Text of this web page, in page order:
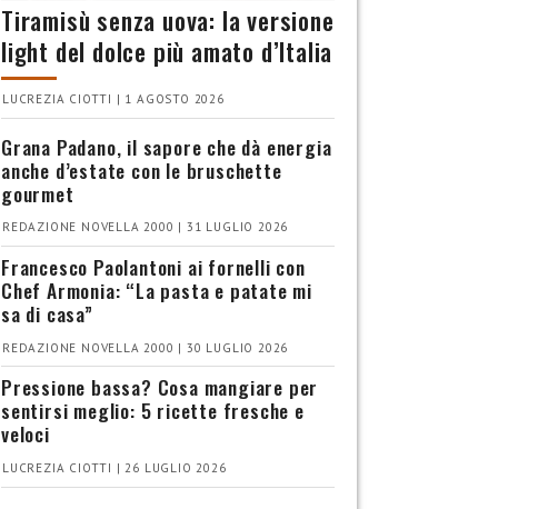
Tiramisù senza uova: la versione
light del dolce più amato d’Italia
LUCREZIA CIOTTI | 1 AGOSTO 2026
Grana Padano, il sapore che dà energia
anche d’estate con le bruschette
gourmet
REDAZIONE NOVELLA 2000 | 31 LUGLIO 2026
Francesco Paolantoni ai fornelli con
Chef Armonia: “La pasta e patate mi
sa di casa”
REDAZIONE NOVELLA 2000 | 30 LUGLIO 2026
Pressione bassa? Cosa mangiare per
sentirsi meglio: 5 ricette fresche e
veloci
LUCREZIA CIOTTI | 26 LUGLIO 2026